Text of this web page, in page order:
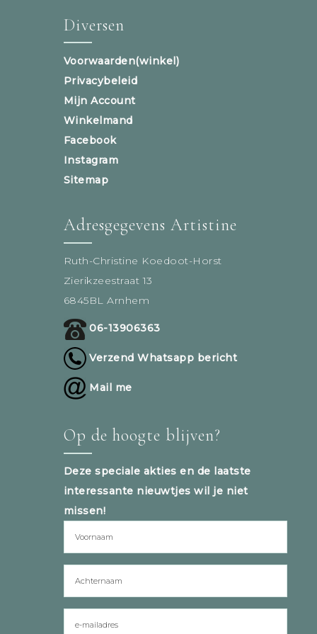
Diversen
Voorwaarden(winkel)
Privacybeleid
Mijn Account
Winkelmand
Facebook
Instagram
Sitemap
Adresgegevens Artistine
Ruth-Christine Koedoot-Horst
Zierikzeestraat 13
6845BL Arnhem
06-13906363
Verzend Whatsapp bericht
Mail me
Op de hoogte blijven?
Deze speciale akties en de laatste
interessante nieuwtjes wil je niet
missen!